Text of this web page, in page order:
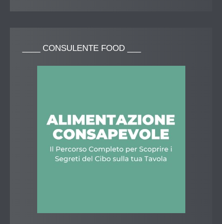
CONSULENTE FOOD ___